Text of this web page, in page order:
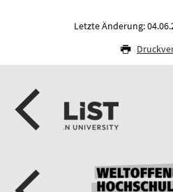
Letzte Änderung: